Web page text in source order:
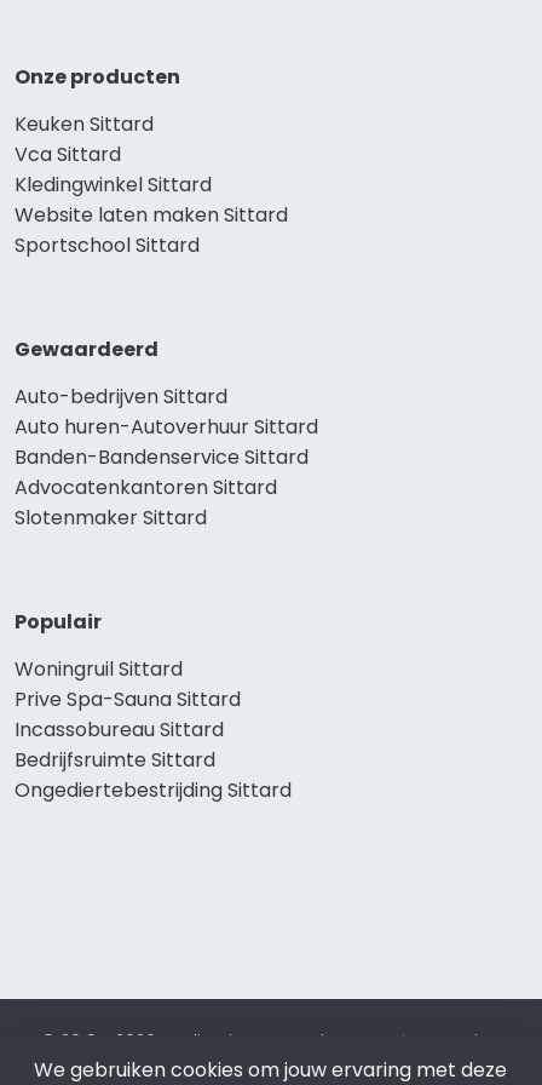
Onze producten
Keuken Sittard
Vca Sittard
Kledingwinkel Sittard
Website laten maken Sittard
Sportschool Sittard
Gewaardeerd
Auto-bedrijven Sittard
Auto huren-Autoverhuur Sittard
Banden-Bandenservice Sittard
Advocatenkantoren Sittard
Slotenmaker Sittard
Populair
Woningruil Sittard
Prive Spa-Sauna Sittard
Incassobureau Sittard
Bedrijfsruimte Sittard
Ongediertebestrijding Sittard
© 2019 - 2026 Realisatie en SEO door SEO-bureau
Lion
Internet. Betaal alleen voor bewezen resultaten?SEO
We gebruiken cookies om jouw ervaring met deze